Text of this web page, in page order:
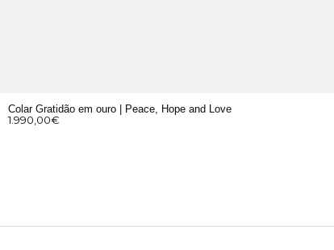
Colar Gratidão em ouro | Peace, Hope and Love
1.990,00€